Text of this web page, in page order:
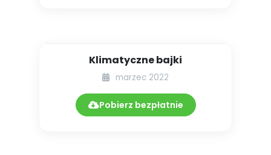
Klimatyczne bajki
marzec 2022
Pobierz bezpłatnie